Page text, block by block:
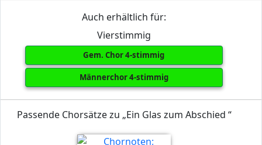
Auch erhältlich für:
Vierstimmig
Gem. Chor 4-stimmig
Männerchor 4-stimmig
Passende Chorsätze zu „Ein Glas zum Abschied “